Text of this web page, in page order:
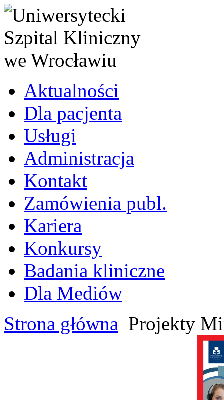
Aktualności
Dla pacjenta
Usługi
Administracja
Kontakt
Zamówienia publ.
Kariera
Konkursy
Badania kliniczne
Dla Mediów
Strona główna Projekty